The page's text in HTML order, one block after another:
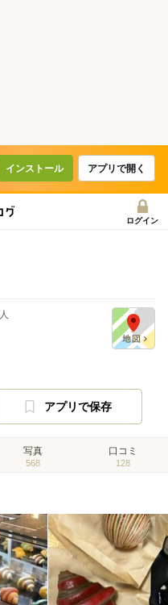
インストール アプリで開く
ログイン
人
アプリで保存
写真
568
口コミ
128